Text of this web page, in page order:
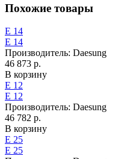
Похожие товары
Е 14
Е 14
Производитель: Daesung
46 873 р.
В корзину
Е 12
Е 12
Производитель: Daesung
46 782 р.
В корзину
Е 25
Е 25